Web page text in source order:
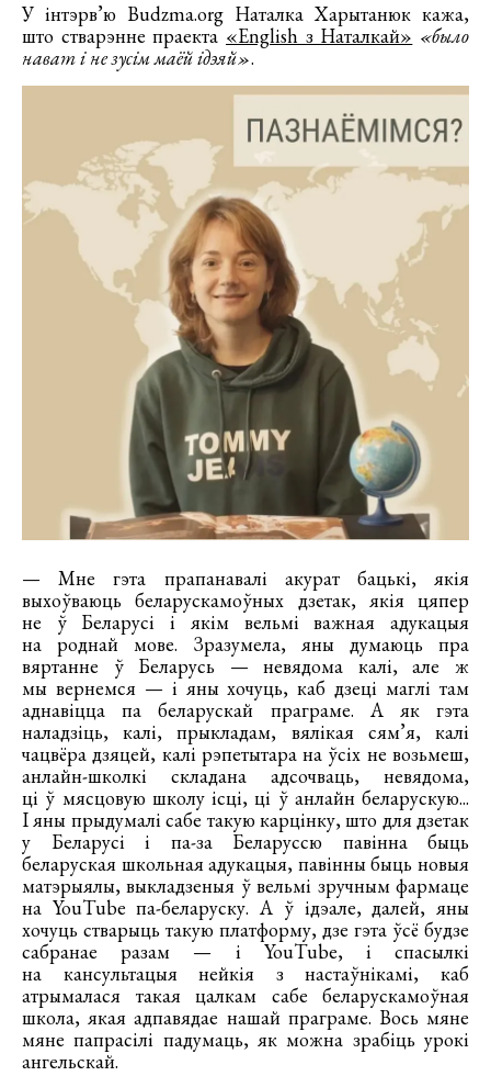
У інтэрв’ю Budzma.org Наталка Харытанюк кажа,
што стварэнне праекта «English з Наталкай» «было
нават і не зусім маёй ідэяй».
— Мне гэта прапанавалі акурат бацькі, якія
выхоўваюць беларускамоўных дзетак, якія цяпер
не ў Беларусі і якім вельмі важная адукацыя
на роднай мове. Зразумела, яны думаюць пра
вяртанне ў Беларусь — невядома калі, але ж
мы вернемся — і яны хочуць, каб дзеці маглі там
аднавіцца па беларускай праграме. А як гэта
наладзіць, калі, прыкладам, вялікая сям’я, калі
чацвёра дзяцей, калі рэпетытара на ўсіх не возьмеш,
анлайн-школкі складана адсочваць, невядома,
ці ў мясцовую школу ісці, ці ў анлайн беларускую...
І яны прыдумалі сабе такую карцінку, што для дзетак
у Беларусі і па-за Беларуссю павінна быць
беларуская школьная адукацыя, павінны быць новыя
матэрыялы, выкладзеныя ў вельмі зручным фармаце
на YouTube па-беларуску. А ў ідэале, далей, яны
хочуць стварыць такую платформу, дзе гэта ўсё будзе
сабранае разам — і YouTube, і спасылкі
на кансультацыя нейкія з настаўнікамі, каб
атрымалася такая цалкам сабе беларускамоўная
школа, якая адпавядае нашай праграме. Вось мяне
мяне папрасілі падумаць, як можна зрабіць урокі
ангельскай.